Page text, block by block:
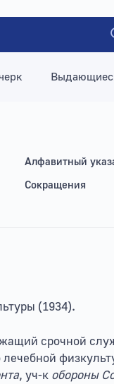
Алфавитный
Сокращения
(1934).
срочной
, уч-к обороны